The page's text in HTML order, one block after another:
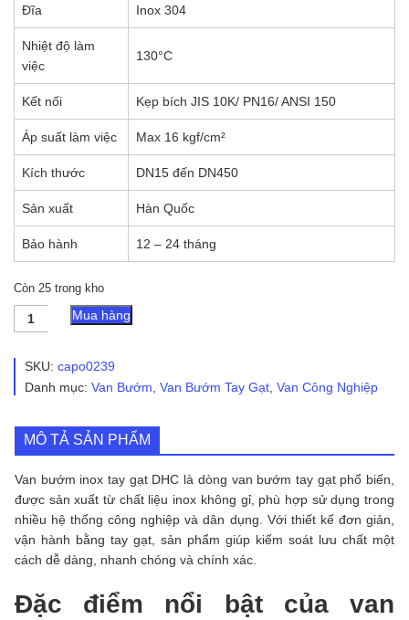
Đĩa Inox 304
Nhiệt độ làm
việc
130°C
Kết nối Kẹp bích JIS 10K/ PN16/ ANSI 150
Áp suất làm việc Max 16 kgf/cm²
Kích thước DN15 đến DN450
Sản xuất Hàn Quốc
Bảo hành 12 – 24 tháng
Còn 25 trong kho
Van
Bướm
Tay
DHC
lượng
Mua hàng
SKU: capo0239
Danh mục: Van Bướm, Van Bướm Tay Gạt, Van Công Nghiệp
MÔ TẢ SẢN PHẨM
Van bướm inox tay gạt DHC là dòng van bướm tay gạt phổ biến,
được sản xuất từ chất liệu inox không gỉ, phù hợp sử dụng trong
nhiều hệ thống công nghiệp và dân dụng. Với thiết kế đơn giản,
vận hành bằng tay gạt, sản phẩm giúp kiểm soát lưu chất một
cách dễ dàng, nhanh chóng và chính xác.
Đặc điểm nổi bật của van